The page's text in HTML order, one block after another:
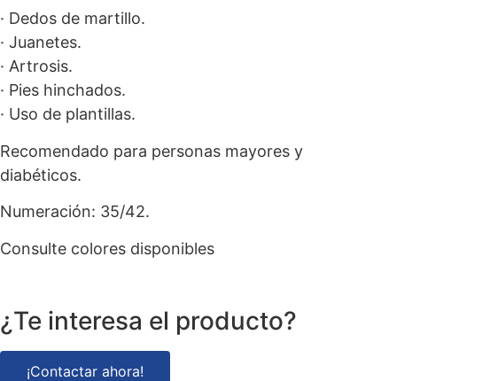
· Dedos de martillo.
· Juanetes.
· Artrosis.
· Pies hinchados.
· Uso de plantillas.
Recomendado para personas mayores y
diabéticos.
Numeración: 35/42.
Consulte colores disponibles
¿Te interesa el producto?
¡Contactar ahora!